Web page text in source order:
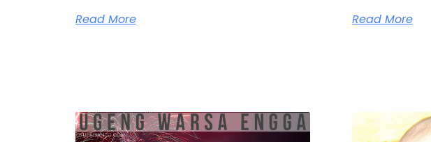
Read More Read More